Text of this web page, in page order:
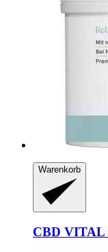
Warenkorb
CBD VITAL